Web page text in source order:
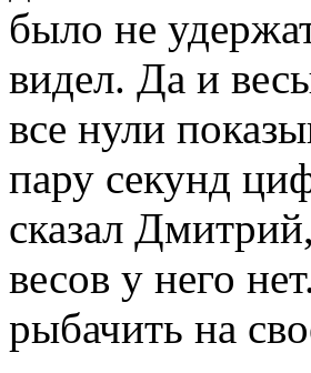
было не
видел. Да и
все нули
пару секунд
сказал
весов у него
рыбачить на